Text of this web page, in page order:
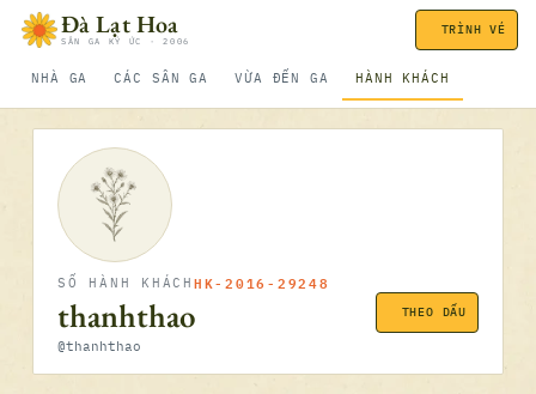
Bỏ qua nội dungĐà Lạt Hoa
SÂN GA KÝ ỨC · 2006
NHÀ GA CÁC SÂN GA VỪA ĐẾN GA HÀNH KHÁCH
TRÌNH VÉ
SỐ HÀNH KHÁCH HK-2016-29248
thanhthao
@thanhthao
THEO DẤU